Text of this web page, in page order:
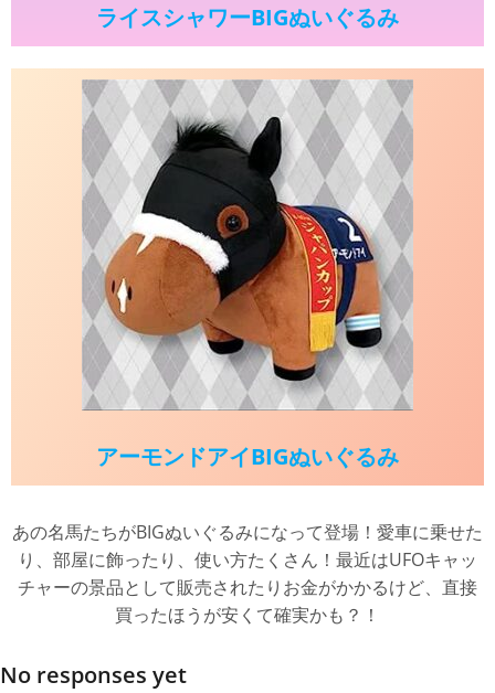
ライスシャワーBIGぬいぐるみ
アーモンドアイBIGぬいぐるみ
あの名馬たちがBIGぬいぐるみになって登場！愛車に乗せた
り、部屋に飾ったり、使い方たくさん！最近はUFOキャッ
チャーの景品として販売されたりお金がかかるけど、直接
買ったほうが安くて確実かも？！
No responses yet